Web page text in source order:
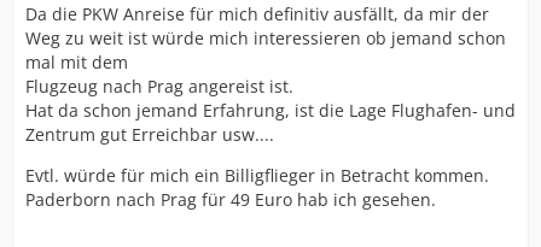
Da die PKW Anreise für mich definitiv ausfällt, da mir der
Weg zu weit ist würde mich interessieren ob jemand schon
mal mit dem
Flugzeug nach Prag angereist ist.
Hat da schon jemand Erfahrung, ist die Lage Flughafen- und
Zentrum gut Erreichbar usw....
Evtl. würde für mich ein Billigflieger in Betracht kommen.
Paderborn nach Prag für 49 Euro hab ich gesehen.